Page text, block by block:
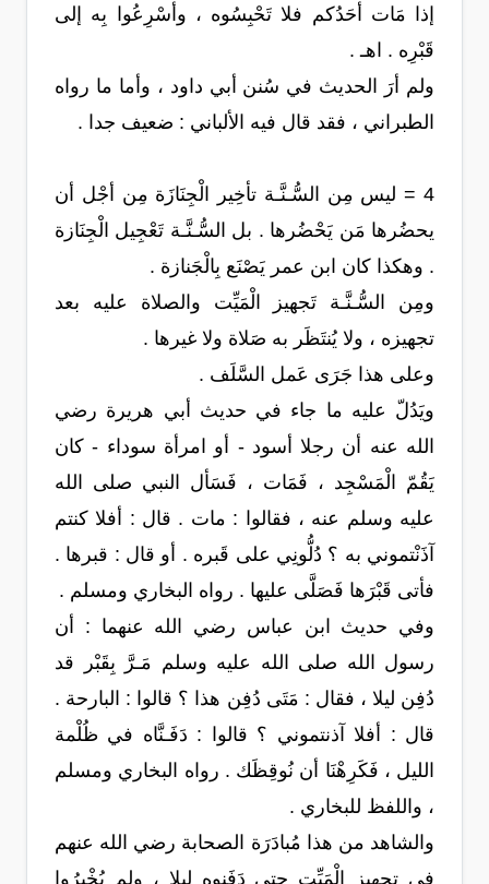
إذا مَات أحَدُكم فلا تَحْبِسُوه ، وأسْرِعُوا بِه إلى
قَبْرِه . اهـ .
ولم أرَ الحديث في سُنن أبي داود ، وأما ما رواه
الطبراني ، فقد قال فيه الألباني : ضعيف جدا .
4 = ليس مِن السُّـنَّـة تأخِير الْجِنَازَة مِن أجْل أن
يحضُرها مَن يَحْضُرها . بل السُّـنَّـة تَعْجِيل الْجِنَازة
. وهكذا كان ابن عمر يَصْنَع بِالْجَنازة .
ومِن السُّـنَّـة تَجهيز الْمَيِّت والصلاة عليه بعد
تجهيزه ، ولا يُنتَظَر به صَلاة ولا غيرها .
وعلى هذا جَرَى عَمل السَّلَف .
ويَدُلّ عليه ما جاء في حديث أبي هريرة رضي
الله عنه أن رجلا أسود - أو امرأة سوداء - كان
يَقُمّ الْمَسْجِد ، فَمَات ، فَسَأل النبي صلى الله
عليه وسلم عنه ، فقالوا : مات . قال : أفلا كنتم
آذَنْتموني به ؟ دُلُّونِي على قَبره . أو قال : قبرها .
فأتى قَبْرَها فَصَلَّى عليها . رواه البخاري ومسلم .
وفي حديث ابن عباس رضي الله عنهما : أن
رسول الله صلى الله عليه وسلم مَـرَّ بِقَبْر قد
دُفِن ليلا ، فقال : مَتَى دُفِن هذا ؟ قالوا : البارحة .
قال : أفلا آذنتموني ؟ قالوا : دَفَـنَّاه في ظُلْمة
الليل ، فَكَرِهْنَا أن نُوقِظَك . رواه البخاري ومسلم
، واللفظ للبخاري .
والشاهد من هذا مُبادَرَة الصحابة رضي الله عنهم
في تجهيز الْمَيِّت حتى دَفَنوه ليلا ، ولم يُخْبِرُوا